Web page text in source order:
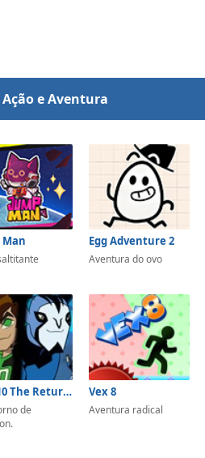
Ação e Aventura
Man Egg Adventure 2
Aventura do ovo
Ben 10 The Return Of Psyphon
de
Vex 8
Aventura radical